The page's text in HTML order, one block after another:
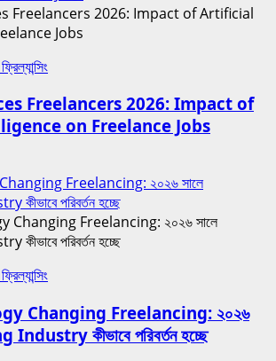
Freelancers 2026: Impact of
on Freelance Jobs
Freelancing: ২০২৬ সালে
পরিবর্তন হচ্ছে
Changing Freelancing: ২০২৬
কীভাবে পরিবর্তন হচ্ছে